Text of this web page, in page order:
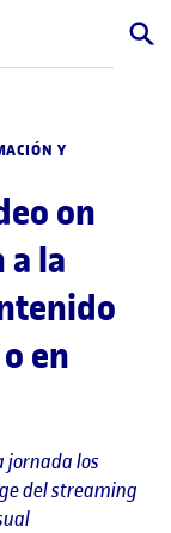
Y
on
a la
en
jornada los
del streaming